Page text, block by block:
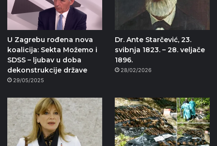
U Zagrebu rođena nova
koalicija: Sekta Možemo i
SDSS – ljubav u doba
dekonstrukcije države
29/05/2025
Dr. Ante Starčević, 23.
svibnja 1823. – 28. veljače
1896.
28/02/2026